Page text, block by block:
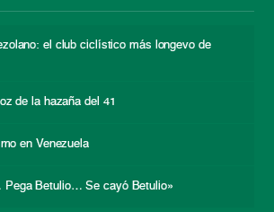
el club ciclístico más longevo de
de la hazaña del 41
en Venezuela
Pega Betulio… Se cayó Betulio»